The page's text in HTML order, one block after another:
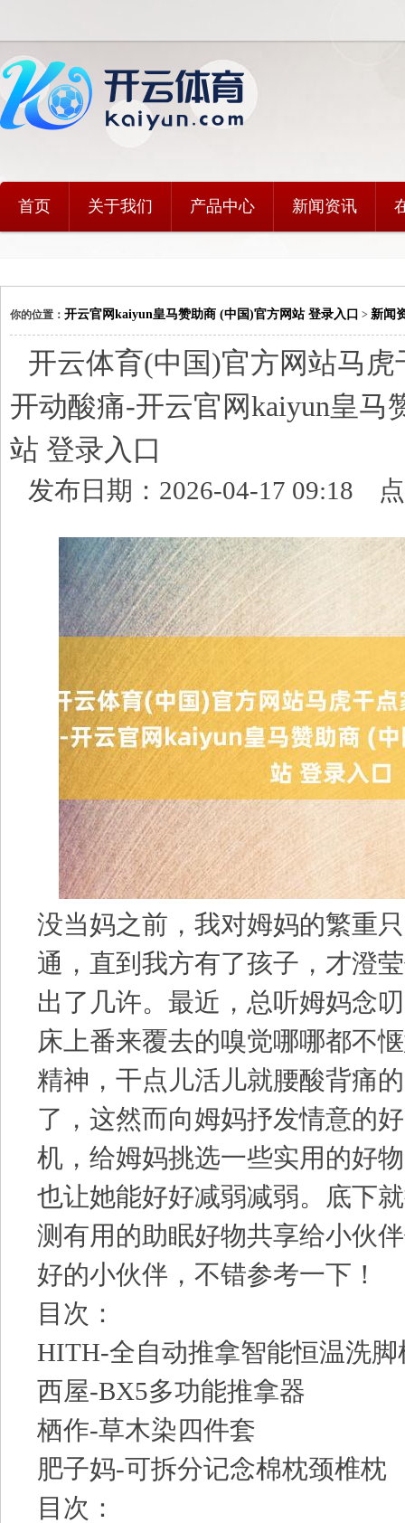
首页 关于我们 产品中心 新闻资讯
你的位置： 开云官网kaiyun皇马赞助商 (中国)官方网站 登录入口 > 新闻
开云体育(中国)官方网站马
开动酸痛-开云官网kaiyun皇马
站 登录入口
发布日期：2026-04-17 09:18
没当妈之前，我对姆妈的繁重
通，直到我方有了孩子，才澄
出了几许。最近，总听姆妈念
床上番来覆去的嗅觉哪哪都不
精神，干点儿活儿就腰酸背痛
了，这然而向姆妈抒发情意的
机，给姆妈挑选一些实用的好
也让她能好好减弱减弱。底下
测有用的助眠好物共享给小伙
好的小伙伴，不错参考一下！
目次：
HITH-全自动推拿智能恒温洗脚
西屋-BX5多功能推拿器
栖作-草木染四件套
肥子妈-可拆分记念棉枕颈椎枕
目次：